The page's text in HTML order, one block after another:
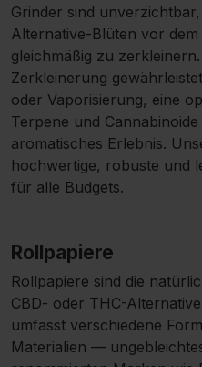
Grinder sind
Alternative-Blüten vor
gleichmäßig zu
Zerkleinerung
oder Vaporisierung, eine
Terpene und
aromatisches Erlebnis.
hochwertige, robuste und
für alle Budgets.
Rollpapiere
Rollpapiere sind die
CBD- oder THC-
umfasst verschiedene
Materialien —